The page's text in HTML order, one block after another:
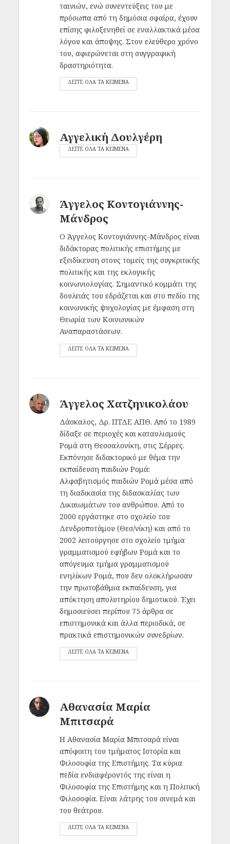
ταινιών, ενώ συνεντεύξεις του με
πρόσωπα από τη δημόσια σφαίρα, έχουν
επίσης φιλοξενηθεί σε εναλλακτικά μέσα
λόγου και άποψης. Στον ελεύθερο χρόνο
του, αφιερώνεται στη συγγραφική
δραστηριότητα.
ΔΕΙΤΕ ΟΛΑ ΤΑ ΚΕΙΜΕΝΑ
Αγγελική Δουλγέρη
ΔΕΙΤΕ ΟΛΑ ΤΑ ΚΕΙΜΕΝΑ
Άγγελος Κοντογιάννης-
Μάνδρος
Ο Άγγελος Κοντογιάννης-Μάνδρος είναι
διδάκτορας πολιτικής επιστήμης με
εξειδίκευση στους τομείς της συγκριτικής
πολιτικής και της εκλογικής
κοινωνιολογίας. Σημαντικό κομμάτι της
δουλειάς του εδράζεται και στο πεδίο της
κοινωνικής ψυχολογίας με έμφαση στη
Θεωρία των Κοινωνικών
Αναπαραστάσεων.
ΔΕΙΤΕ ΟΛΑ ΤΑ ΚΕΙΜΕΝΑ
Άγγελος Χατζηνικολάου
Δάσκαλος, Δρ. ΠΤΔΕ ΑΠΘ. Από το 1989
δίδαξε σε περιοχές και καταυλισμούς
Ρομά στη Θεσσαλονίκη, στις Σέρρες.
Εκπόνησε διδακτορικό με θέμα την
εκπαίδευση παιδιών Ρομά:
Αλφαβητισμός παιδιών Ρομά μέσα από
τη διαδικασία της διδασκαλίας των
Δικαιωμάτων του ανθρώπου. Από το
2000 εργάστηκε στο σχολείο του
Δενδροποτάμου (Θεσ/νίκη) και από το
2002 λειτούργησε στο σχολείο τμήμα
γραμματισμού εφήβων Ρομά και το
απόγευμα τμήμα γραμματισμού
ενηλίκων Ρομά, που δεν ολοκλήρωσαν
την πρωτοβάθμια εκπαίδευση, για
απόκτηση απολυτηρίου δημοτικού. Έχει
δημοσιεύσει περίπου 75 άρθρα σε
επιστημονικά και άλλα περιοδικά, σε
πρακτικά επιστημονικών συνεδρίων.
ΔΕΙΤΕ ΟΛΑ ΤΑ ΚΕΙΜΕΝΑ
Αθανασία Μαρία
Μπιτσαρά
Η Αθανασία Μαρία Μπιτσαρά είναι
απόφοιτη του τμήματος Ιστορία και
Φιλοσοφία της Επιστήμης. Τα κύρια
πεδία ενδιαφέροντός της είναι η
Φιλοσοφία της Επιστήμης και η Πολιτική
Φιλοσοφία. Είναι λάτρης του σινεμά και
του θεάτρου.
ΔΕΙΤΕ ΟΛΑ ΤΑ ΚΕΙΜΕΝΑ